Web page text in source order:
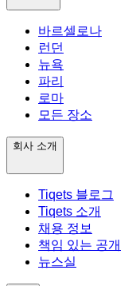
바르셀로나
런던
뉴욕
파리
로마
모든 장소
회사 소개
Tiqets 블로그
Tiqets 소개
채용 정보
책임 있는 공개
뉴스실